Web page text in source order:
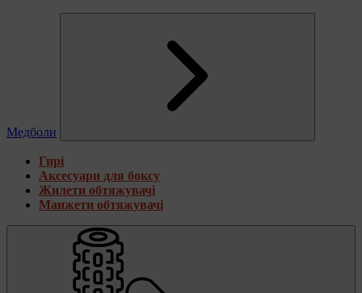
Медболи
Гирі
Аксесуари для боксу
Жилети обтяжувачі
Манжети обтяжувачі